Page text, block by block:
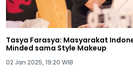
Tasya Farasya: Masyarakat
Minded sama Style Makeup
02 Jan 2025, 19:20 WIB